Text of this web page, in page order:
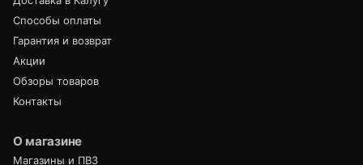
Способы оплаты
Гарантия и возврат
Акции
Обзоры товаров
Контакты
О магазине
Магазины и ПВЗ